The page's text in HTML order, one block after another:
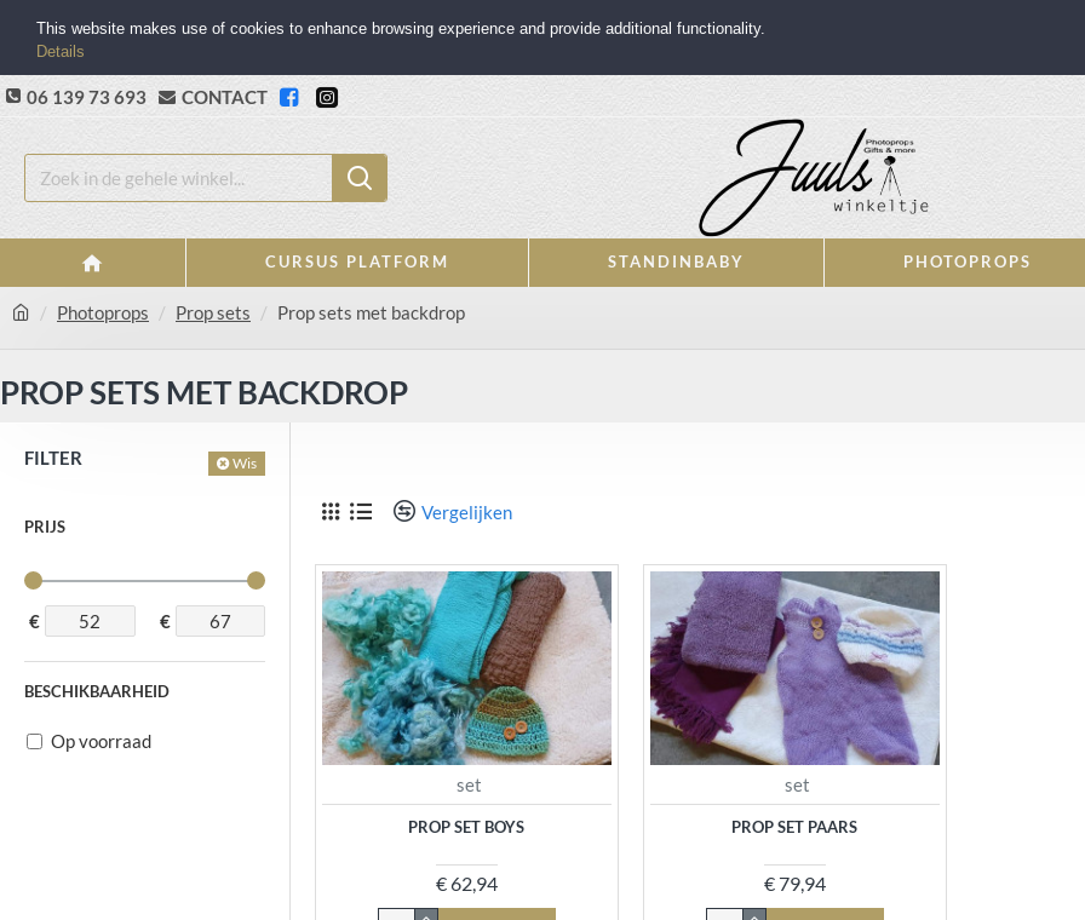
06 139 73 693 CONTACT
CURSUS PLATFORM STANDINBABY PHOTOPROPS
Photoprops Prop sets Prop sets met backdrop
PROP SETS MET BACKDROP
FILTER Wis
PRIJS
€ €
BESCHIKBAARHEID
Op voorraad
Vergelijken
set
PROP SET BOYS
€ 62,94
set
PROP SET PAARS
€ 79,94
This website makes use of cookies to enhance browsing experience and provide additional functionality.
Details